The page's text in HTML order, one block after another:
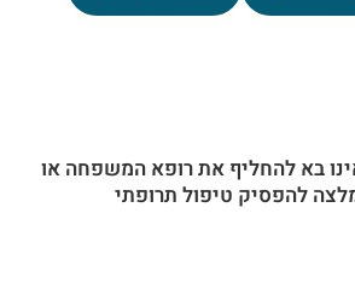
בא להחליף את רופא המשפחה או
להפסיק טיפול תרופתי